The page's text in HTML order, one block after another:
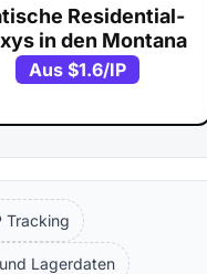
Residential-
in den Montana
Aus $1.6/IP
Tracking
Lagerdaten